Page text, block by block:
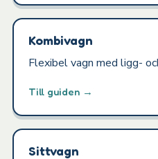
Kombivagn
Flexibel vagn med ligg-
Till guiden →
Sittvagn